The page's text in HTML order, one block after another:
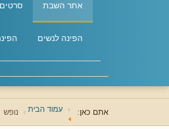
אתר השבת סרטים
הפינה לנשים
אתם כאן: עמוד הבית נופש